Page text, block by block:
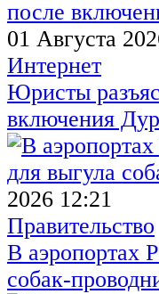
01 Августа
Интернет
Юристы
включения
2026 12:21
Правительство
В аэропортах
собак-